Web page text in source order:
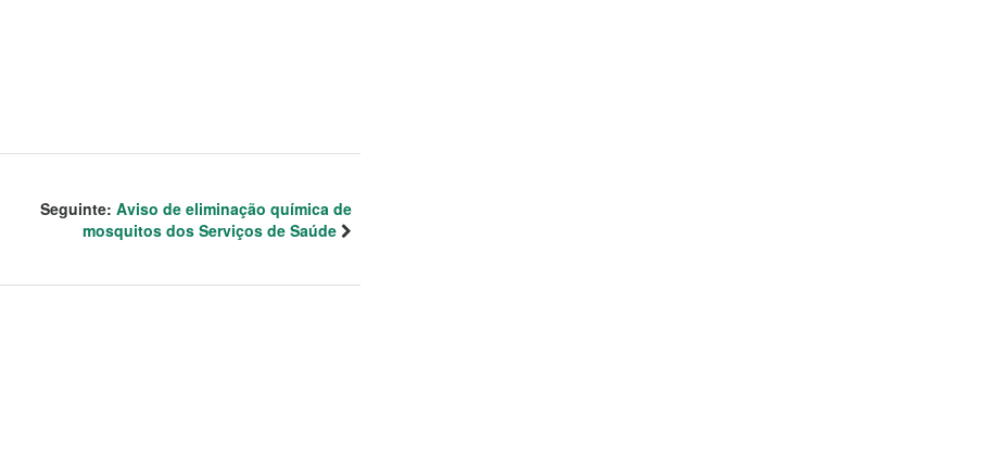
Seguinte: Aviso de eliminação química de
mosquitos dos Serviços de Saúde